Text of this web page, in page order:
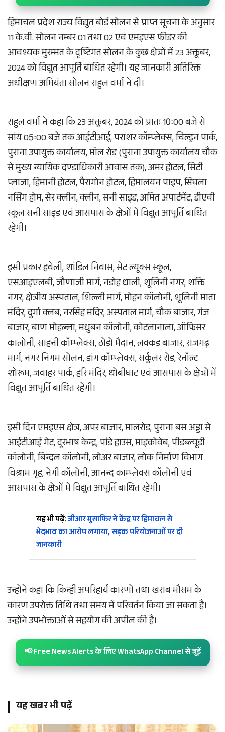
हिमाचल प्रदेश राज्य विद्युत बोर्ड सोलन से प्राप्त सूचना के अनुसार
11 के.वी. सोलन नम्बर 01 तथा 02 एवं एमइएस फीडर की
आवश्यक मुरम्मत के दृष्टिगत सोलन के कुछ क्षेत्रों में 23 अक्तूबर,
2024 को विद्युत आपूर्ति बाधित रहेगी। यह जानकारी अतिरिक्त
अधीक्षण अभियंता सोलन राहुल वर्मा ने दी।
राहुल वर्मा ने कहा कि 23 अक्तूबर, 2024 को प्रातः 10ः00 बजे से
सांय 05ः00 बजे तक आईटीआई, पराशर कॉम्प्लेक्स, चिल्ड्रन पार्क,
पुराना उपायुक्त कार्यालय, मॉल रोड (पुराना उपायुक्त कार्यालय चौक
से मुख्य न्यायिक दण्डाधिकारी आवास तक), अमर होटल, सिटी
प्लाजा, हिमानी होटल, पैरागोन होटल, हिमालयन पाइप, सिंघला
नर्सिंग होम, सेर क्लीन, क्लीन, सनी साइड, अमित अपार्टमेंट, डीएवी
स्कूल सनी साइड एवं आसपास के क्षेत्रों में विद्युत आपूर्ति बाधित
रहेगी।
इसी प्रकार हवेली, शांडिल निवास, सेंट ल्यूक्स स्कूल,
एसआइएलबी, जौणाजी मार्ग, नडोह धाली, शूलिनी नगर, शक्ति
नगर, क्षेत्रीय अस्पताल, शिल्ली मार्ग, मोहन कॉलोनी, शूलिनी माता
मंदिर, दुर्गा क्लब, नरसिंह मंदिर, अस्पताल मार्ग, चौक बाजार, गंज
बाजार, बाण मोहल्ला, मधुबन कॉलोनी, कोटलानाला, ऑफिसर
कालोनी, साहनी कॉम्प्लेक्स, ठोडो मैदान, लक्कड़ बाजार, राजगढ़
मार्ग, नगर निगम सोलन, डांग कॉम्प्लेक्स, सर्कुलर रोड, रेनॉल्ट
शोरूम, जवाहर पार्क, हरि मंदिर, धोबीघाट एवं आसपास के क्षेत्रों में
विद्युत आपूर्ति बाधित रहेगी।
इसी दिन एमइएस क्षेत्र, अपर बाजार, मालरोड, पुराना बस अड्डा से
आईटीआई गेट, दूरभाष केन्द्र, पांडे हाउस, माइक्रोवेब, पीडब्ल्यूडी
कॉलोनी, बिन्दल कॉलोनी, लोअर बाजार, लोक निर्माण विभाग
विश्राम गृह, नेगी कॉलोनी, आनन्द काम्प्लेक्स कॉलोनी एवं
आसपास के क्षेत्रों में विद्युत आपूर्ति बाधित रहेगी।
यह भी पढ़ें:जीआर मुसाफिर ने केंद्र पर हिमाचल से
भेदभाव का आरोप लगाया, सड़क परियोजनाओं पर दी
जानकारी
उन्होंने कहा कि किन्हीं अपरिहार्य कारणों तथा खराब मौसम के
कारण उपरोक्त तिथि तथा समय में परिवर्तन किया जा सकता है।
उन्होंने उपभोक्ताओं से सहयोग की अपील की है।
📢 Free News Alerts के लिए WhatsApp Channel से जुड़ें
यह खबर भी पढ़ें